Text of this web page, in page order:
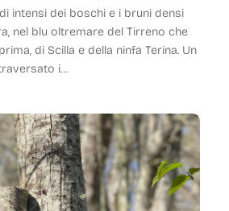
intensi dei boschi e i bruni densi
nel blu oltremare del Tirreno che
di Scilla e della ninfa Terina. Un
i…